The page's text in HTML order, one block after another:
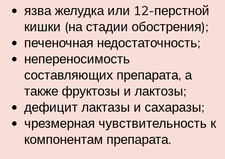
язва желудка или 12-перстной
кишки (на стадии обострения);
печеночная недостаточность;
непереносимость
составляющих препарата, а
также фруктозы и лактозы;
дефицит лактазы и сахаразы;
чрезмерная чувствительность к
компонентам препарата.